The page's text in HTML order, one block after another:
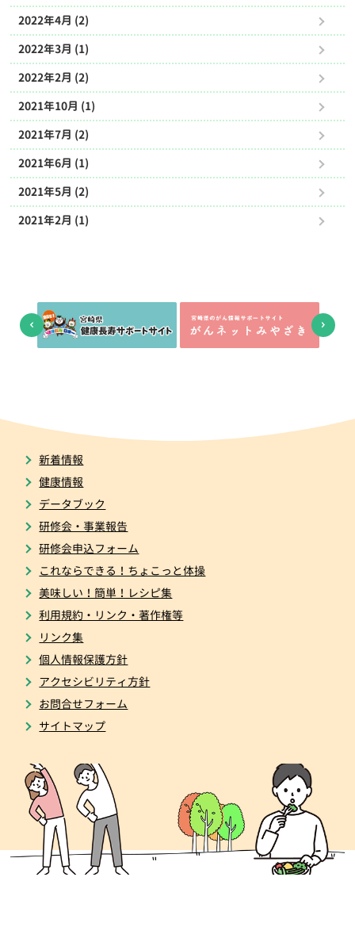
2022年4月 (2)
2022年3月 (1)
2022年2月 (2)
2021年10月 (1)
2021年7月 (2)
2021年6月 (1)
2021年5月 (2)
2021年2月 (1)
新着情報
健康情報
データブック
研修会・事業報告
研修会申込フォーム
これならできる！ちょこっと体操
美味しい！簡単！レシピ集
利用規約・リンク・著作権等
リンク集
個人情報保護方針
アクセシビリティ方針
お問合せフォーム
サイトマップ